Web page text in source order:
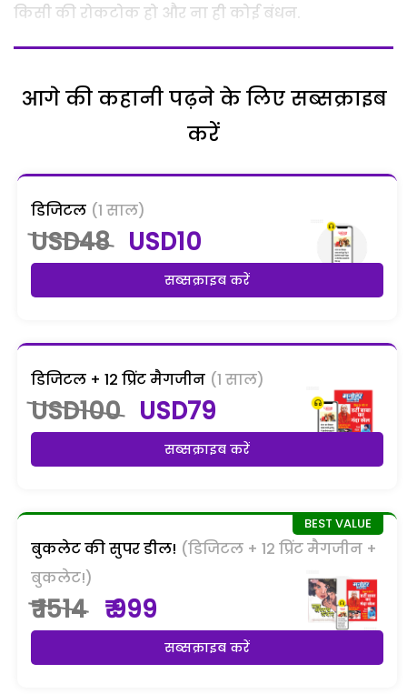
किसी की रोकटोक हो और ना ही कोई बंधन.
आगे की कहानी पढ़ने के लिए सब्सक्राइब
करें
डिजिटल (1 साल)
USD48 USD10
सब्सक्राइब करें
डिजिटल + 12 प्रिंट मैगजीन (1 साल)
USD100 USD79
सब्सक्राइब करें
बुकलेट की सुपर डील! (डिजिटल + 12 प्रिंट मैगजीन +
बुकलेट!)
₹ 1514 ₹ 999
सब्सक्राइब करें